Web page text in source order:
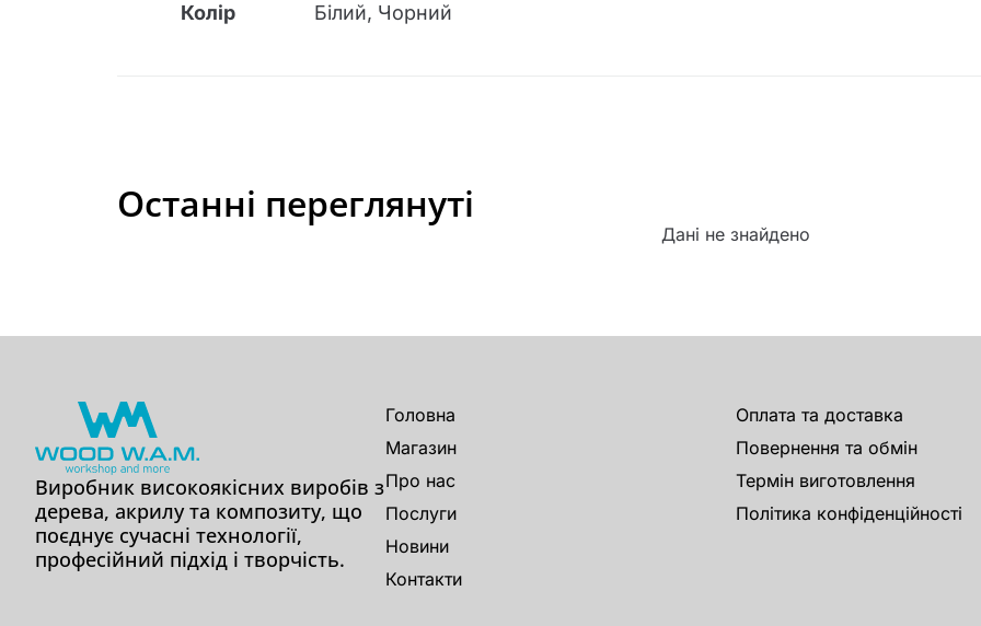
Колір Білий, Чорний
Останні переглянуті
Дані не знайдено
Виробник високоякісних виробів з
дерева, акрилу та композиту, що
поєднує сучасні технології,
професійний підхід і творчість.
Головна
Магазин
Про нас
Послуги
Новини
Контакти
Оплата та доставка
Повернення та обмін
Термін виготовлення
Політика конфіденційності